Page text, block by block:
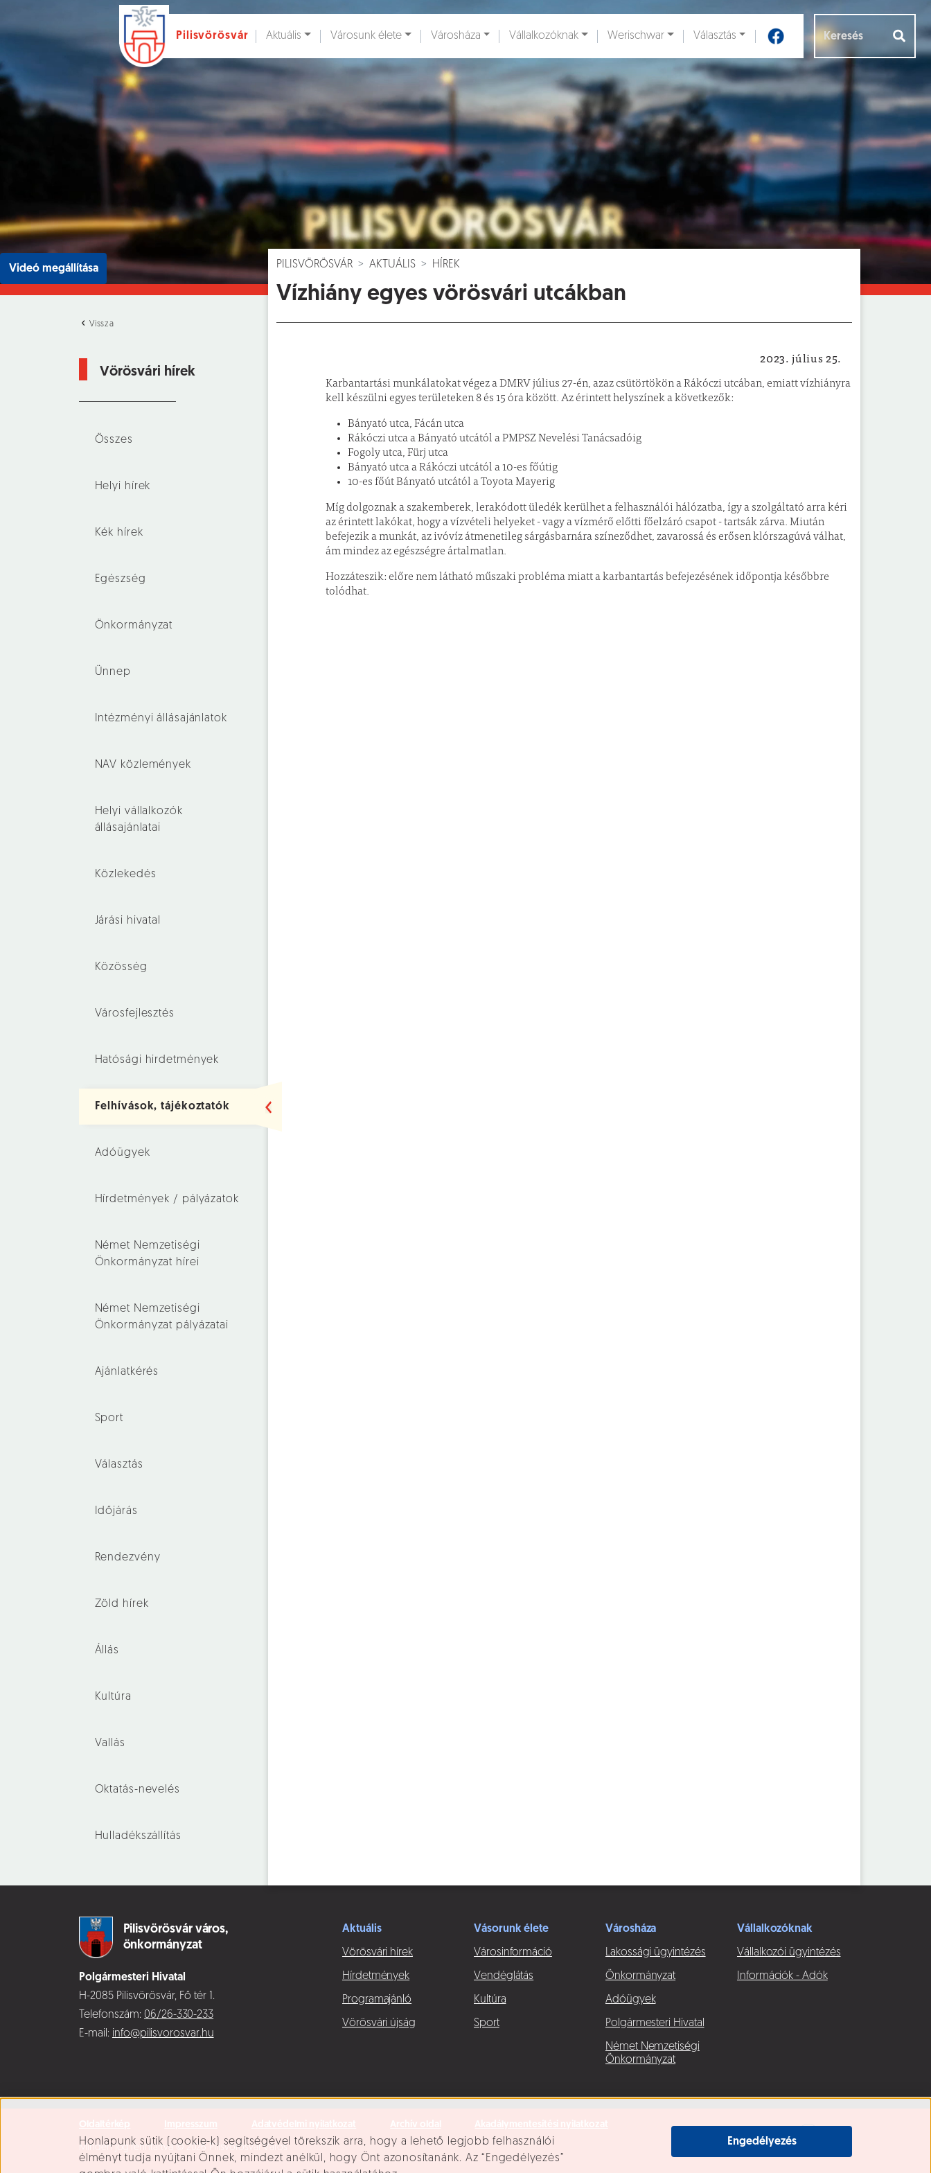
Süti beállítások
Honlapunk sütik (cookie-k) segítségével törekszik arra, hogy a lehető legjobb felhasználói
élményt tudja nyújtani Önnek, mindezt anélkül, hogy Önt azonosítanánk. Az “Engedélyezés”
Engedélyezés
Ugrás a fő tartalomhoz
Pilisvörösvár Aktuális Városunk élete Városháza Vállalkozóknak Werischwar Választás
Videó megállítása
Vissza
Vörösvári hírek
Összes
Helyi hírek
Kék hírek
Egészség
Önkormányzat
Ünnep
Intézményi állásajánlatok
NAV közlemények
Helyi vállalkozók
állásajánlatai
Közlekedés
Járási hivatal
Közösség
Városfejlesztés
Hatósági hirdetmények
Felhívások, tájékoztatók
Adóügyek
Hírdetmények / pályázatok
Német Nemzetiségi
Önkormányzat hírei
Német Nemzetiségi
Önkormányzat pályázatai
Ajánlatkérés
Sport
Választás
Időjárás
Rendezvény
Zöld hírek
Állás
Kultúra
Vallás
Oktatás-nevelés
Hulladékszállítás
PILISVÖRÖSVÁR AKTUÁLIS HÍREK
Vízhiány egyes vörösvári utcákban
Felhívások, tájékoztatók
2023. július 25.
Karbantartási munkálatokat végez a DMRV július 27-én, azaz csütörtökön a Rákóczi utcában, emiatt vízhiányra
kell készülni egyes területeken 8 és 15 óra között. Az érintett helyszínek a következők:
Bányató utca, Fácán utca
Rákóczi utca a Bányató utcától a PMPSZ Nevelési Tanácsadóig
Fogoly utca, Fürj utca
Bányató utca a Rákóczi utcától a 10-es főútig
10-es főút Bányató utcától a Toyota Mayerig
Míg dolgoznak a szakemberek, lerakódott üledék kerülhet a felhasználói hálózatba, így a szolgáltató arra kéri
az érintett lakókat, hogy a vízvételi helyeket - vagy a vízmérő előtti főelzáró csapot - tartsák zárva. Miután
befejezik a munkát, az ivóvíz átmenetileg sárgásbarnára színeződhet, zavarossá és erősen klórszagúvá válhat,
ám mindez az egészségre ártalmatlan.
Hozzáteszik: előre nem látható műszaki probléma miatt a karbantartás befejezésének időpontja későbbre
tolódhat.
Pilisvörösvár város,
önkormányzat
Polgármesteri Hivatal
H-2085 Pilisvörösvár, Fő tér 1.
Telefonszám: 06/26-330-233
E-mail: info@pilisvorosvar.hu
Aktuális
Vörösvári hírek
Hírdetmények
Programajánló
Vörösvári újság
Vásorunk élete
Városinformáció
Vendéglátás
Kultúra
Sport
Városháza
Lakossági ügyintézés
Önkormányzat
Adóügyek
Polgármesteri Hivatal
Német Nemzetiségi
Önkormányzat
Vállalkozóknak
Vállalkozói ügyintézés
Információk - Adók
Minden jog fenntartva © 2026 Pilisvörösvár Város
Események [] Dokumentumok [